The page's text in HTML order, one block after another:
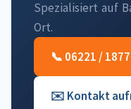
Spezialisiert auf
Ort.
📞 06221 /
✉️ Kontakt